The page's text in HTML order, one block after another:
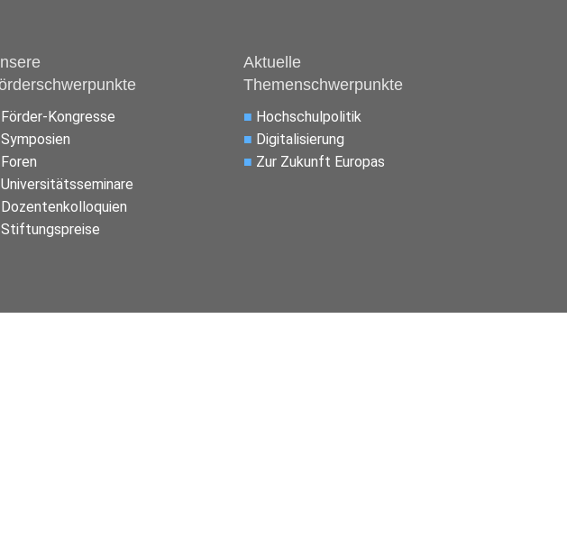
Förder-Kongresse
Symposien
Foren
Universitätsseminare
Dozentenkolloquien
Stiftungspreise
Aktuelle
Themenschwerpunkte
■ Hochschulpolitik
■ Digitalisierung
■ Zur Zukunft Europas